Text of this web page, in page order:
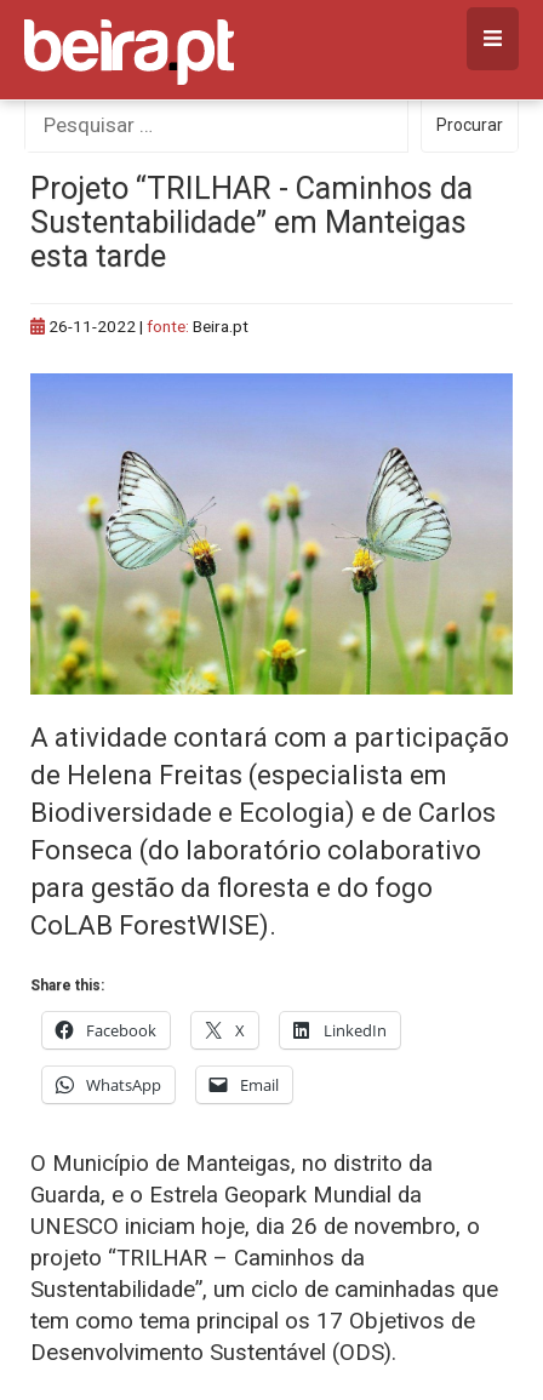
Skip
content
Procurar
por:
Procurar
Projeto “TRILHAR - Caminhos da
Sustentabilidade” em Manteigas
esta tarde
26-11-2022 | fonte: Beira.pt
A atividade contará com a participação
de Helena Freitas (especialista em
Biodiversidade e Ecologia) e de Carlos
Fonseca (do laboratório colaborativo
para gestão da floresta e do fogo
CoLAB ForestWISE).
Share this:
Facebook X LinkedIn
WhatsApp Email
O Município de Manteigas, no distrito da
Guarda, e o Estrela Geopark Mundial da
UNESCO iniciam hoje, dia 26 de novembro, o
projeto “TRILHAR – Caminhos da
Sustentabilidade”, um ciclo de caminhadas que
tem como tema principal os 17 Objetivos de
Desenvolvimento Sustentável (ODS).